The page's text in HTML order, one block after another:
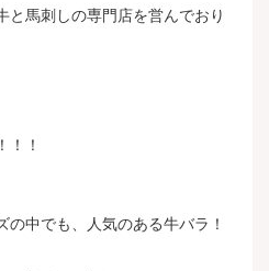
と馬刺しの専門店を営んでおり
！！
の中でも、人気のある牛バラ ！